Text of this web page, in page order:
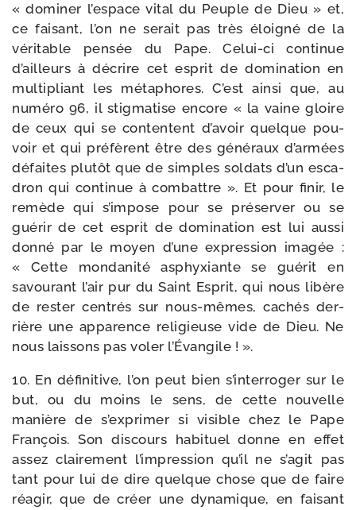
« domi­ner l’espace vital du Peuple de Dieu » et,
ce fai­sant, l’on ne serait pas très éloi­gné de la
véri­table pen­sée du Pape. Celui-​ci conti­nue
d’ailleurs à décrire cet esprit de domi­na­tion en
mul­ti­pliant les méta­phores. C’est ain­si que, au
numé­ro 96, il stig­ma­tise encore « la vaine gloire
de ceux qui se contentent d’avoir quelque pou­
voir et qui pré­fèrent être des géné­raux d’armées
défaites plu­tôt que de simples sol­dats d’un esca­
dron qui conti­nue à com­battre ». Et pour finir, le
remède qui s’impose pour se pré­ser­ver ou se
gué­rir de cet esprit de domi­na­tion est lui aus­si
don­né par le moyen d’une expres­sion ima­gée :
« Cette mon­da­ni­té asphyxiante se gué­rit en
savou­rant l’air pur du Saint Esprit, qui nous libère
de res­ter cen­trés sur nous-​mêmes, cachés der­
rière une appa­rence reli­gieuse vide de Dieu. Ne
nous lais­sons pas voler l’Évangile ! ».
10. En défi­ni­tive, l’on peut bien s’interroger sur le
but, ou du moins le sens, de cette nou­velle
manière de s’exprimer si visible chez le Pape
François. Son dis­cours habi­tuel donne en effet
assez clai­re­ment l’impression qu’il ne s’agit pas
tant pour lui de dire quelque chose que de faire
réagir, que de créer une dyna­mique, en fai­sant